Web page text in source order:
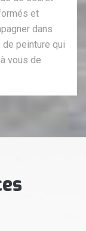
et
dans
peinture qui
vous de